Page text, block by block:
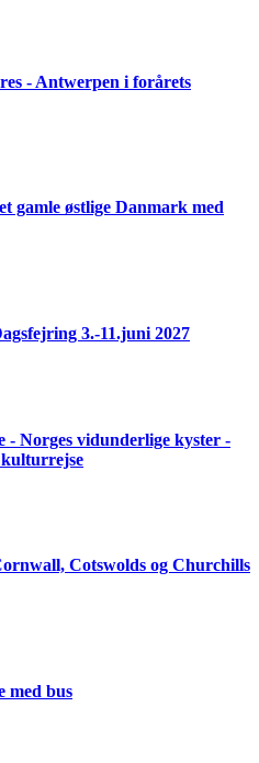
- Antwerpen i forårets
gamle østlige Danmark med
3.-11.juni 2027
- Norges vidunderlige kyster -
kulturrejse
Cotswolds og Churchills
med bus